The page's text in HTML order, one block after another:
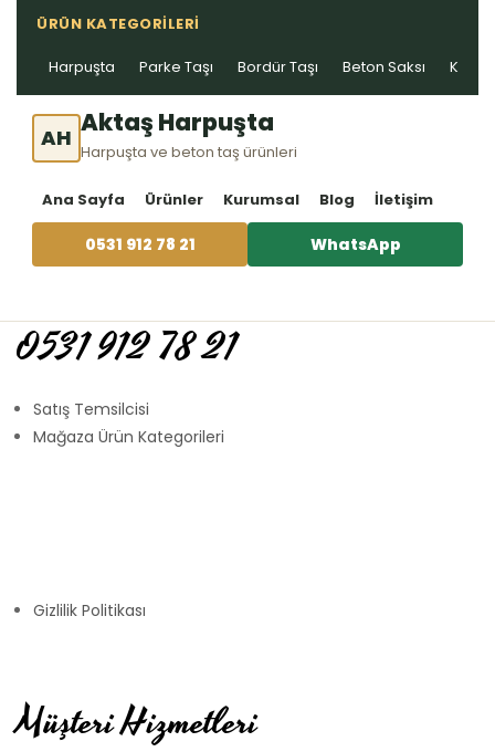
ÜRÜN KATEGORILERI
Harpuşta Parke Taşı Bordür Taşı Beton Saksı Kablo
AH Aktaş Harpuşta
Harpuşta ve beton taş ürünleri
Ana Sayfa Ürünler Kurumsal Blog İletişim
0531 912 78 21 WhatsApp
0531 912 78 21
Satış Temsilcisi
Mağaza Ürün Kategorileri
Gizlilik Politikası
Müşteri Hizmetleri